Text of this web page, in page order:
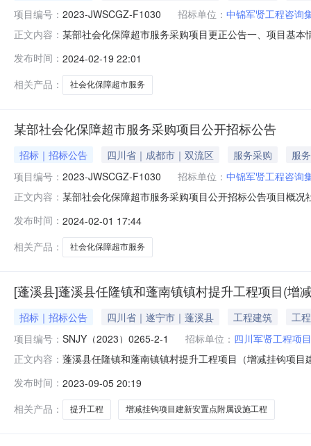
项目编号： 2023-JWSCGZ-F1030 招标单位： 中锦军贤工程咨询
正文内容： 某部社会化保障超市服务采购项目更正公告一、项目基
分法）中序号4-企业规模-3小项更正为：“3.根据投标人
＜2
发布时间： 2024-02-19 22:01
相关产品：
社会化保障超市服务
某部社会化保障超市服务采购项目公开招标公告
招标｜招标公告 四川省｜成都市｜双流区 服务采购
服务
项目编号： 2023-JWSCGZ-F1030 招标单位： 中锦军贤工程咨询
正文内容： 某部社会化保障超市服务采购项目公开招标公告项目概
社会化保障超市服务采购项目预算金额：0.000000万元
发布时间： 2024-02-01 17:44
相关产品：
社会化保障超市服务
[蓬溪县]蓬溪县任隆镇和蓬南镇镇村提升工程项目(增
招标｜招标公告 四川省｜遂宁市｜蓬溪县 工程建筑
工程
项目编号： SNJY（2023）0265-2-1 招标单位： 四川军贤工程项
正文内容： 蓬溪县任隆镇和蓬南镇镇村提升工程项目（增减挂钩项
【2021】259号批准建设，项目业主为蓬溪闰禾农业开
目已具备招标条件，现对该项目进行
发布时间： 2023-09-05 20:19
相关产品：
提升工程 增减挂钩项目建新安置点附属设施工程